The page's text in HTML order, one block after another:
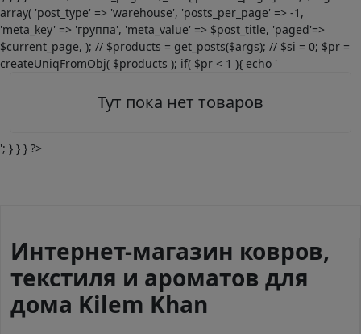
array( 'post_type' => 'warehouse', 'posts_per_page' => -1,
'meta_key' => 'группа', 'meta_value' => $post_title, 'paged'=>
$current_page, ); // $products = get_posts($args); // $si = 0; $pr =
createUniqFromObj( $products ); if( $pr < 1 ){ echo '
Тут пока нет товаров
'; } } } ?>
Интернет-магазин ковров,
текстиля и ароматов для
дома Kilem Khan